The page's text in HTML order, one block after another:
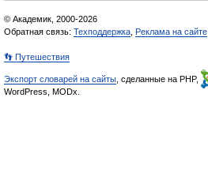
© Академик, 2000-2026
Обратная связь: Техподдержка Реклама на сайте
👣 Путешествия
Экспорт словарей на сайты , сделанные на PHP,
WordPress, MODx.